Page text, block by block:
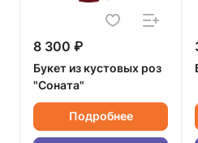
8 300 ₽
Букет из кустовых роз
"Соната"
Подробнее